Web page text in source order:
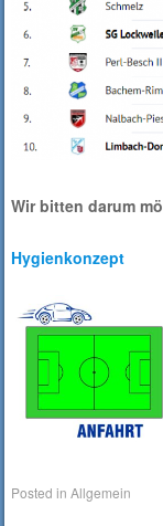
Wir bitten darum
Hygienkonzept
Posted inAllgemein